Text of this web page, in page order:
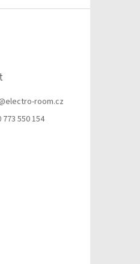
electro-room.cz
773 550 154